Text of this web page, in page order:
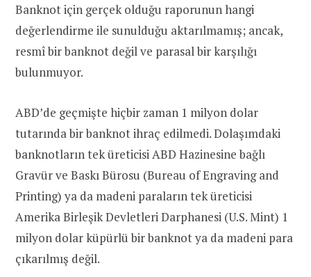
Banknot için gerçek olduğu raporunun hangi
değerlendirme ile sunulduğu aktarılmamış; ancak,
resmî bir banknot değil ve parasal bir karşılığı
bulunmuyor.
ABD’de geçmişte hiçbir zaman 1 milyon dolar
tutarında bir banknot ihraç edilmedi. Dolaşımdaki
banknotların tek üreticisi ABD Hazinesine bağlı
Gravür ve Baskı Bürosu (Bureau of Engraving and
Printing) ya da madeni paraların tek üreticisi
Amerika Birleşik Devletleri Darphanesi (U.S. Mint) 1
milyon dolar küpürlü bir banknot ya da madeni para
çıkarılmış değil.